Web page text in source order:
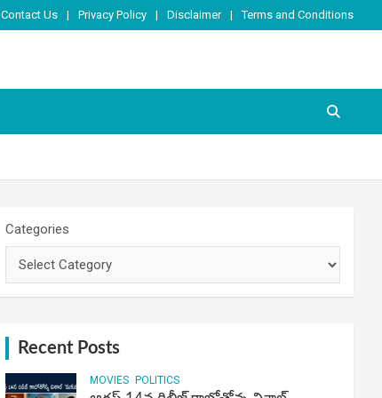
Contact Us Privacy Policy Disclaimer Terms and Conditions
Categories
Recent Posts
MOVIES POLITICS